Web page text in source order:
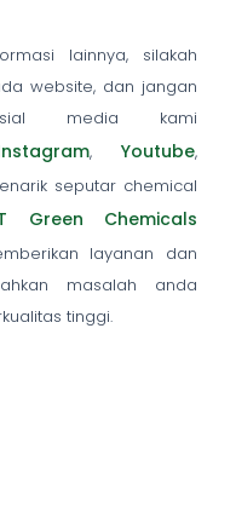
lainnya, silakah
website, dan jangan
media kami
, Youtube,
seputar chemical
Green Chemicals
layanan dan
masalah anda
tinggi.